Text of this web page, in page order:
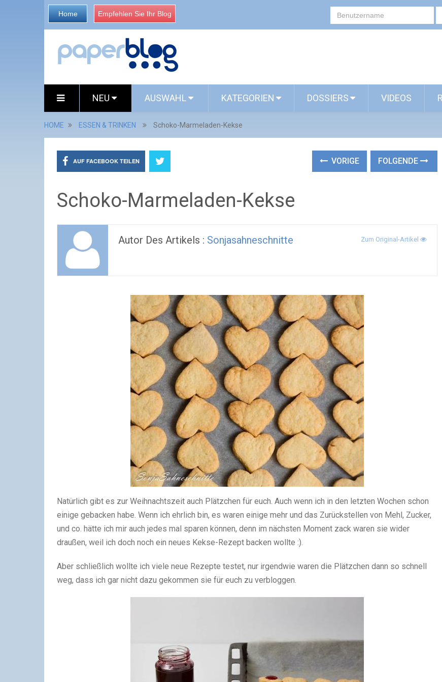
Home Empfehlen Sie Ihr Blog
NEU AUSWAHL KATEGORIEN DOSSIERS VIDEOS
HOME ESSEN & TRINKEN Schoko-Marmeladen-Kekse
AUF FACEBOOK TEILEN VORIGE FOLGENDE
Schoko-Marmeladen-Kekse
Autor Des Artikels : Sonjasahneschnitte Zum Original-Artikel
Natürlich gibt es zur Weihnachtszeit auch Plätzchen für euch. Auch wenn ich in den letzten Wochen schon
einige gebacken habe. Wenn ich ehrlich bin, es waren einige mehr und das Zurückstellen von Mehl, Zucker,
und co. hätte ich mir auch jedes mal sparen können, denn im nächsten Moment zack waren sie wider
draußen, weil ich doch noch ein neues Kekse-Rezept backen wollte :).
Aber schließlich wollte ich viele neue Rezepte testet, nur irgendwie waren die Plätzchen dann so schnell
weg, dass ich gar nicht dazu gekommen sie für euch zu verbloggen.